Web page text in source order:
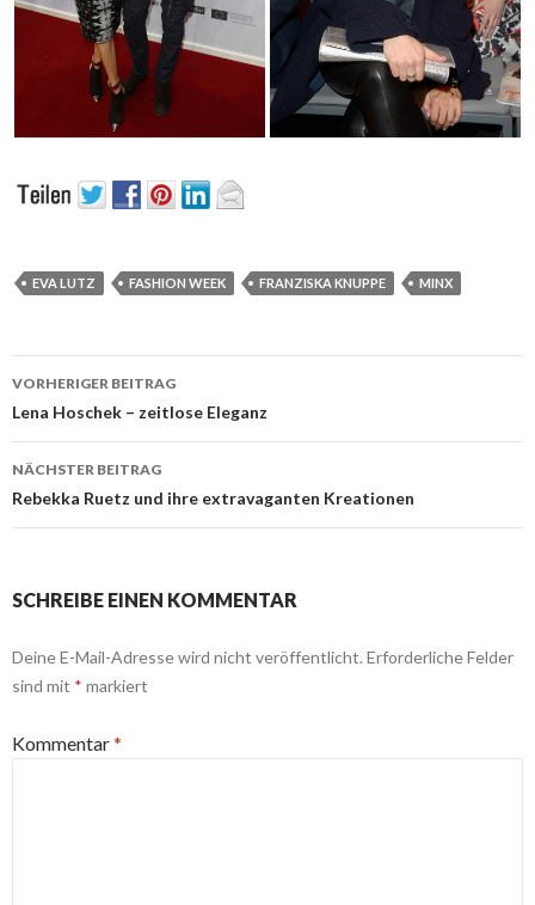
EVA LUTZ FASHION WEEK FRANZISKA KNUPPE MINX
Beitrags-
Navigation
VORHERIGER BEITRAG
Lena Hoschek – zeitlose Eleganz
NÄCHSTER BEITRAG
Rebekka Ruetz und ihre extravaganten Kreationen
SCHREIBE EINEN KOMMENTAR
Deine E-Mail-Adresse wird nicht veröffentlicht. Erforderliche Felder
sind mit * markiert
Kommentar*